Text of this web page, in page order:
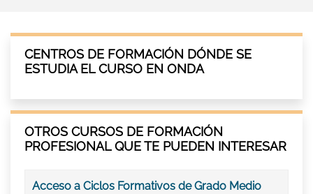
CENTROS DE FORMACIÓN DÓNDE SE
ESTUDIA EL CURSO EN ONDA
OTROS CURSOS DE FORMACIÓN
PROFESIONAL QUE TE PUEDEN INTERESAR
Acceso a Ciclos Formativos de Grado Medio